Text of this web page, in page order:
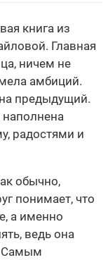
книга из
Главная
ничем не
амбиций.
предыдущий.
радостями и
обычно,
понимает, что
а именно
ведь она
Самым